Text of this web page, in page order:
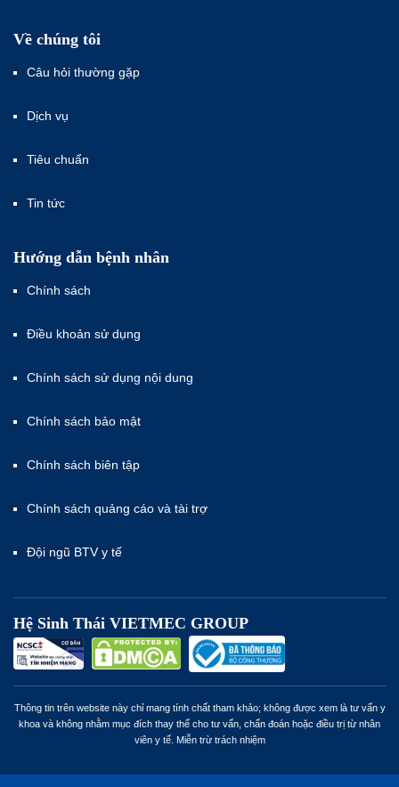
Về chúng tôi
Câu hỏi thường gặp
Dịch vụ
Tiêu chuẩn
Tin tức
Hướng dẫn bệnh nhân
Chính sách
Điều khoản sử dụng
Chính sách sử dụng nội dung
Chính sách bảo mật
Chính sách biên tập
Chính sách quảng cáo và tài trợ
Đội ngũ BTV y tế
Hệ Sinh Thái VIETMEC GROUP
Thông tin trên website này chỉ mang tính chất tham khảo; không được xem là tư vấn y
khoa và không nhằm mục đích thay thế cho tư vấn, chẩn đoán hoặc điều trị từ nhân
viên y tế. Miễn trừ trách nhiệm